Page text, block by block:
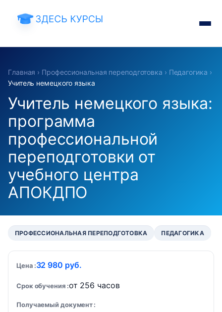
Главная › Профессиональная переподготовка › Педагогика ›
Учитель немецкого языка
Учитель немецкого языка:
программа
профессиональной
переподготовки от
учебного центра
АПОКДПО
ПРОФЕССИОНАЛЬНАЯ ПЕРЕПОДГОТОВКА ПЕДАГОГИКА
Цена 32 980 руб.
Срок обучения от 256 часов
Получаемый документ